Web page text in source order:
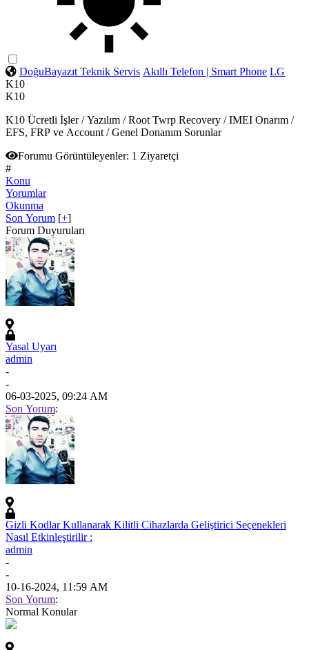
DoğuBayazıt Teknik Servis Akıllı Telefon | Smart Phone LG
K10
K10
K10 Ücretli İşler / Yazılım / Root Twrp Recovery / IMEI Onarım /
EFS, FRP ve Account / Genel Donanım Sorunlar
Forumu Görüntüleyenler: 1 Ziyaretçi
#
Konu
Yorumlar
Okunma
Son Yorum [+]
Forum Duyuruları
Yasal Uyarı
admin
-
-
06-03-2025, 09:24 AM
Son Yorum:
Gizli Kodlar Kullanarak Kilitli Cihazlarda Geliştirici Seçenekleri
Nasıl Etkinleştirilir :
admin
-
-
10-16-2024, 11:59 AM
Son Yorum:
Normal Konular